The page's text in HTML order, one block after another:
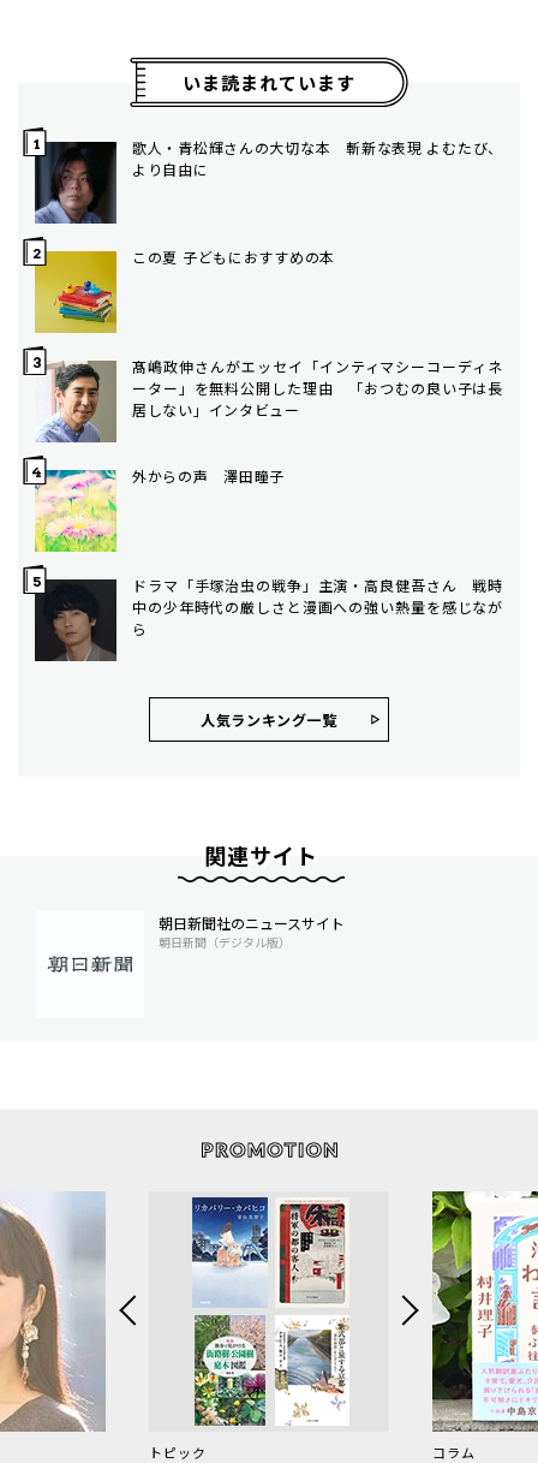
いま読まれています
歌人・青松輝さんの大切な本 斬新な表現 よむたび、
より自由に
この夏 子どもにおすすめの本
髙嶋政伸さんがエッセイ「インティマシーコーディネ
ーター」を無料公開した理由 「おつむの良い子は長
居しない」インタビュー
外からの声 澤田瞳子
ドラマ「手塚治虫の戦争」主演・高良健吾さん 戦時
中の少年時代の厳しさと漫画への強い熱量を感じなが
ら
人気ランキング⼀覧
関連サイト
朝日新聞社のニュースサイト
朝日新聞（デジタル版）
トピック コラム